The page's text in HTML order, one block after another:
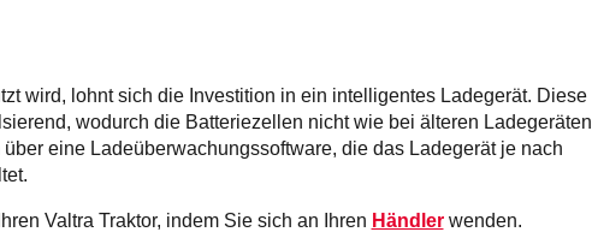
wird, lohnt sich die Investition in ein intelligentes Ladegerät. Diese
wodurch die Batteriezellen nicht wie bei älteren Ladegeräten
eine Ladeüberwachungssoftware, die das Ladegerät je nach
Valtra Traktor, indem Sie sich an Ihren Händler wenden.